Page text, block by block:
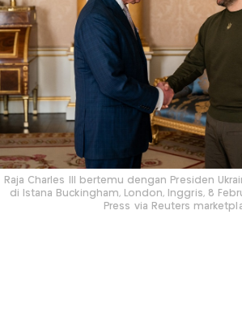
Raja Charles III bertemu dengan Presiden
di Istana Buckingham, London, Inggris, 8
Press via Reuters